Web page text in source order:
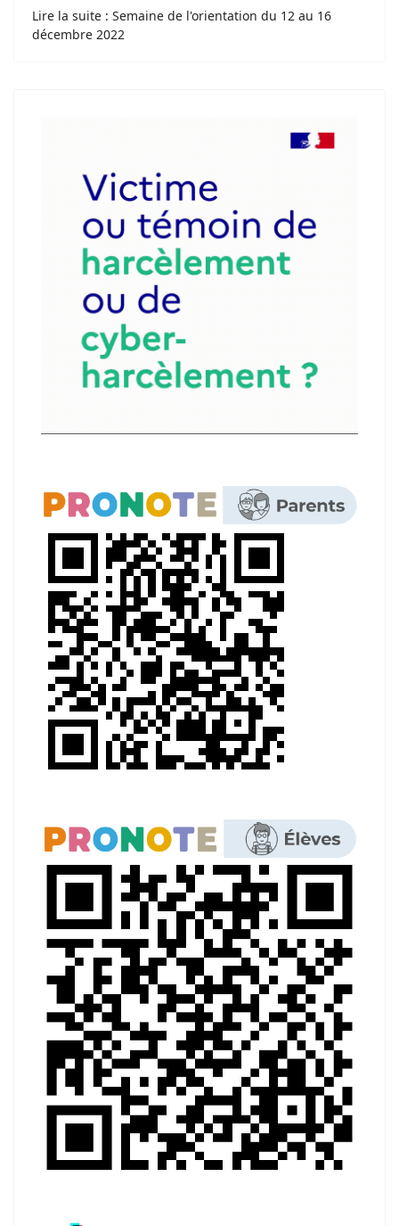
Lire la suite : Semaine de l'orientation du 12 au 16
décembre 2022